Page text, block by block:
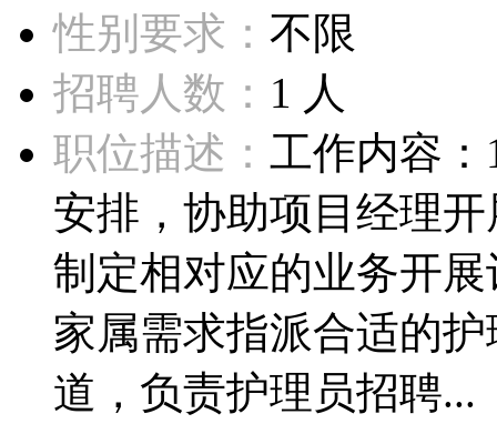
性别要求： 不限
招聘人数： 1 人
职位描述： 工作内容
安排，协助项目经理
制定相对应的业务开
家属需求指派合适的
道，负责护理员招聘...